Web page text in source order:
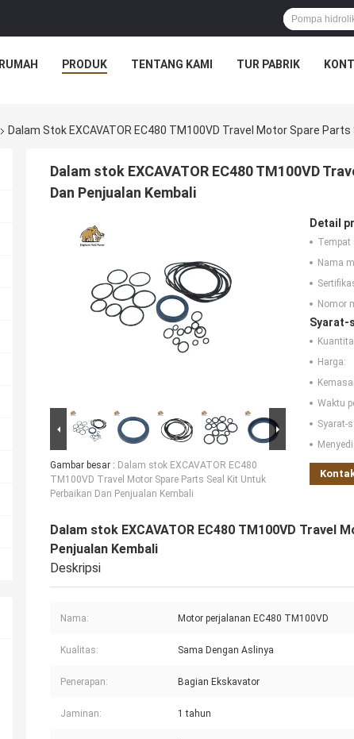
RUMAH PRODUK TENTANG KAMI TUR PABRIK
Dalam Stok EXCAVATOR EC480 TM100VD Travel Motor Spare
Dalam stok EXCAVATOR EC480 TM100VD
Dan Penjualan Kembali
Gambar besar : Dalam stok EXCAVATOR EC480
TM100VD Travel Motor Spare Parts Seal Kit Untuk
Perbaikan Dan Penjualan Kembali
Detail
Tempat
Nama
Nomor
Syarat-
Harga:
Waktu
Syarat-
Dalam stok EXCAVATOR EC480 TM100VD
Penjualan Kembali
Deskripsi
Nama: Motor perjalanan EC480 TM100VD
Kualitas: Sama Dengan Aslinya
Penerapan: Bagian Ekskavator
Jaminan: 1 tahun